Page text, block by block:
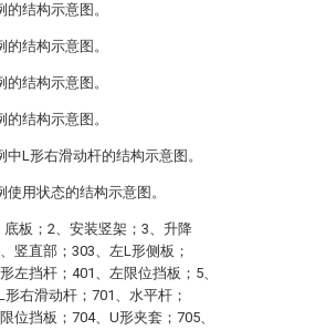
结构示意图。
结构示意图。
结构示意图。
结构示意图。
L形右滑动杆的结构示意图。
用状态的结构示意图。
板；2、安装竖架；3、升降
竖直部；303、左L形侧板；
左挡杆；401、左限位挡板；5、
右滑动杆；701、水平杆；
位挡板；704、U形夹套；705、